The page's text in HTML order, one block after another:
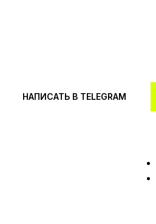
НАПИСАТЬ В TELEGRAM